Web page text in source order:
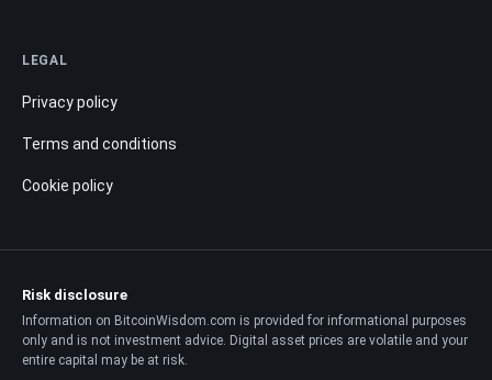
LEGAL
Privacy policy
Terms and conditions
Cookie policy
Risk disclosure
Information on BitcoinWisdom.com is provided for informational purposes
only and is not investment advice. Digital asset prices are volatile and your
entire capital may be at risk.